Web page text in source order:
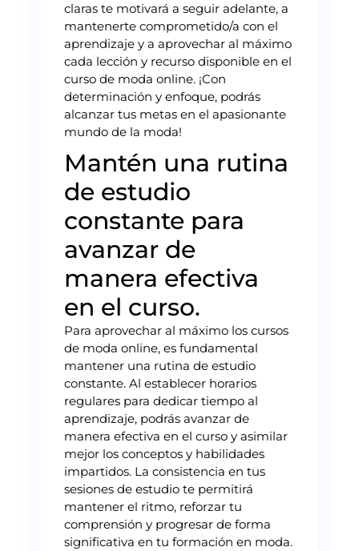
claras te motivará a seguir adelante, a
mantenerte comprometido/a con el
aprendizaje y a aprovechar al máximo
cada lección y recurso disponible en el
curso de moda online. ¡Con
determinación y enfoque, podrás
alcanzar tus metas en el apasionante
mundo de la moda!
Mantén una rutina
de estudio
constante para
avanzar de
manera efectiva
en el curso.
Para aprovechar al máximo los cursos
de moda online, es fundamental
mantener una rutina de estudio
constante. Al establecer horarios
regulares para dedicar tiempo al
aprendizaje, podrás avanzar de
manera efectiva en el curso y asimilar
mejor los conceptos y habilidades
impartidos. La consistencia en tus
sesiones de estudio te permitirá
mantener el ritmo, reforzar tu
comprensión y progresar de forma
significativa en tu formación en moda.